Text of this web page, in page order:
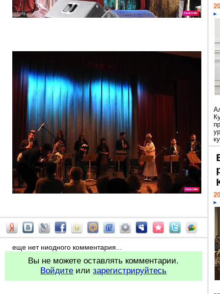
еще нет ниодного комментария...
Вы не можете оставлять комментарии.
Войдите илизарегистрируйтесь